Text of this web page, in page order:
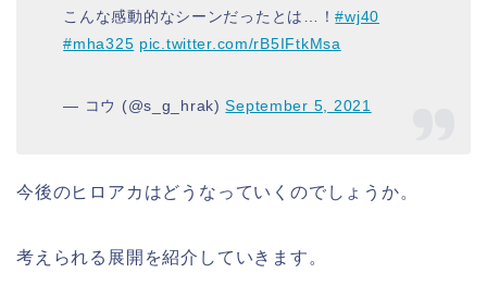
こんな感動的なシーンだったとは…！#wj40
#mha325 pic.twitter.com/rB5IFtkMsa
— コウ (@s_g_hrak)September 5, 2021
今後のヒロアカはどうなっていくのでしょうか。
考えられる展開を紹介していきます。